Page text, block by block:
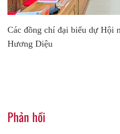
Các đồng chí đại biểu dự Hội
Hương Diệu
Phản hồi